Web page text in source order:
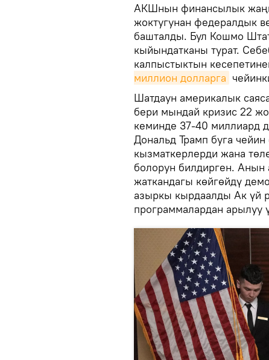
АКШнын финансылык
жоктугунан федералдык
башталды. Бул Кошмо
кыйындатканы турат.
калпыстыктын
миллион долларга
Шатдаун америкалык
бери мындай кризис 22
кеминде 37-40 миллиард
Дональд Трамп буга
кызматкерлерди жана
болорун билдирген.
жаткандагы көйгөйдү
азыркы кырдаалды Ак үй
программалардан арылуу